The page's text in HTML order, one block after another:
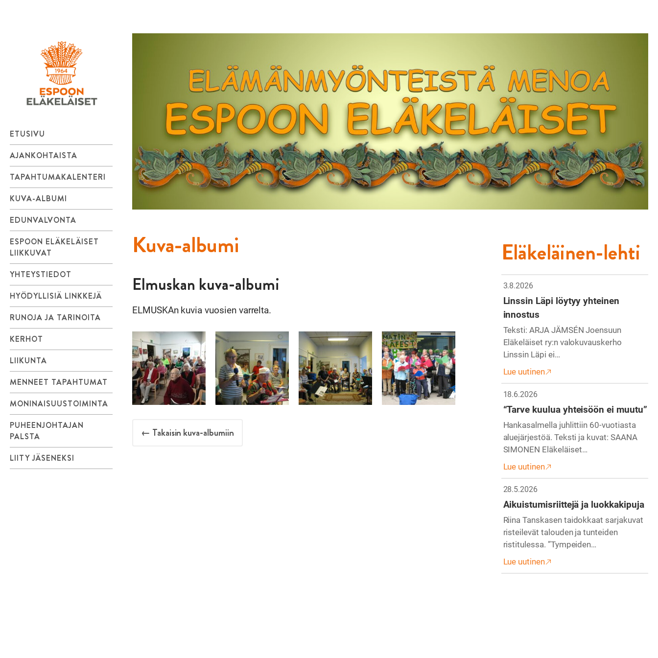
Espoon
Eläkeläiset
ry
menoa.
ETUSIVU
AJANKOHTAISTA
TAPAHTUMAKALENTERI
KUVA-ALBUMI
EDUNVALVONTA
ESPOON ELÄKELÄISET
LIIKKUVAT
YHTEYSTIEDOT
HYÖDYLLISIÄ LINKKEJÄ
RUNOJA JA TARINOITA
KERHOT
LIIKUNTA
MENNEET TAPAHTUMAT
MONINAISUUSTOIMINTA
PUHEENJOHTAJAN
PALSTA
LIITY JÄSENEKSI
Kuva-albumi
Elmuskan kuva-albumi
ELMUSKAn kuvia vuosien varrelta.
← Takaisin kuva-albumiin
Eläkeläinen-lehti
3.8.2026
Linssin Läpi löytyy yhteinen
innostus
Teksti: ARJA JÄMSÉN Joensuun
Eläkeläiset ry:n valokuvauskerho
Linssin Läpi ei…
Lue uutinen
18.6.2026
“Tarve kuulua yhteisöön ei muutu”
Hankasalmella juhlittiin 60-vuotiasta
aluejärjestöä. Teksti ja kuvat: SAANA
SIMONEN Eläkeläiset…
Lue uutinen
28.5.2026
Aikuistumisriittejä ja luokkakipuja
Riina Tanskasen taidokkaat sarjakuvat
risteilevät talouden ja tunteiden
ristitulessa. ”Tympeiden…
Lue uutinen